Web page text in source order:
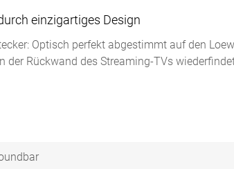
einzigartiges Design
Optisch perfekt abgestimmt auf den
der Rückwand des Streaming-TVs